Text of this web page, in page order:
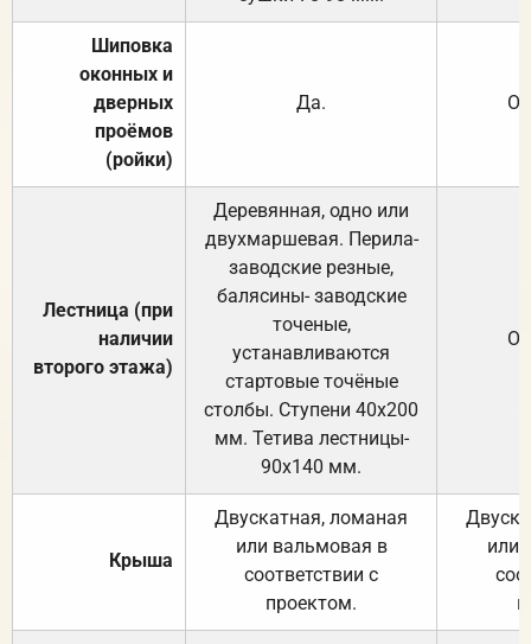
Шиповка
оконных и
дверных
проёмов
(ройки)
Да.
Лестница (при
наличии
второго этажа)
Деревянная, одно или
двухмаршевая. Перила-
заводские резные,
балясины- заводские
точеные,
устанавливаются
стартовые точёные
столбы. Ступени 40х200
мм. Тетива лестницы-
90х140 мм.
Крыша
Двускатная, ломаная
или вальмовая в
соответствии с
проектом.
или